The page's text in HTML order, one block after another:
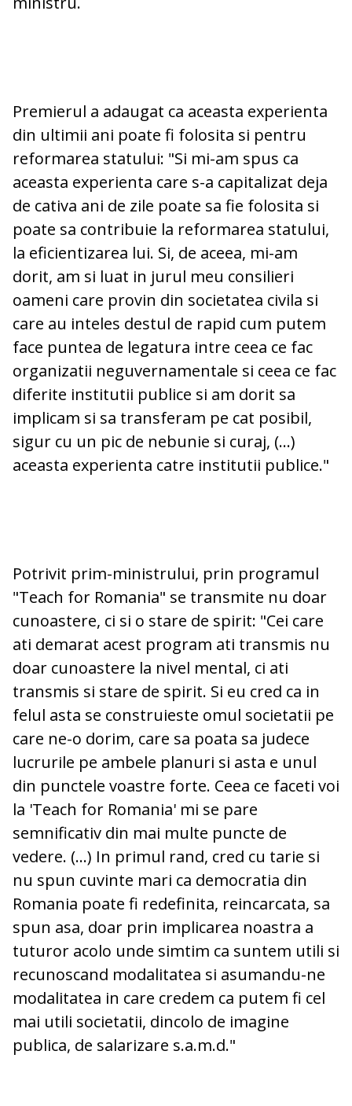
Premierul a adaugat ca aceasta experienta
din ultimii ani poate fi folosita si pentru
reformarea statului: "Si mi-am spus ca
aceasta experienta care s-a capitalizat deja
de cativa ani de zile poate sa fie folosita si
poate sa contribuie la reformarea statului,
la eficientizarea lui. Si, de aceea, mi-am
dorit, am si luat in jurul meu consilieri
oameni care provin din societatea civila si
care au inteles destul de rapid cum putem
face puntea de legatura intre ceea ce fac
organizatii neguvernamentale si ceea ce fac
diferite institutii publice si am dorit sa
implicam si sa transferam pe cat posibil,
sigur cu un pic de nebunie si curaj, (...)
aceasta experienta catre institutii publice."
Potrivit prim-ministrului, prin programul
"Teach for Romania" se transmite nu doar
cunoastere, ci si o stare de spirit: "Cei care
ati demarat acest program ati transmis nu
doar cunoastere la nivel mental, ci ati
transmis si stare de spirit. Si eu cred ca in
felul asta se construieste omul societatii pe
care ne-o dorim, care sa poata sa judece
lucrurile pe ambele planuri si asta e unul
din punctele voastre forte. Ceea ce faceti voi
la 'Teach for Romania' mi se pare
semnificativ din mai multe puncte de
vedere. (...) In primul rand, cred cu tarie si
nu spun cuvinte mari ca democratia din
Romania poate fi redefinita, reincarcata, sa
spun asa, doar prin implicarea noastra a
tuturor acolo unde simtim ca suntem utili si
recunoscand modalitatea si asumandu-ne
modalitatea in care credem ca putem fi cel
mai utili societatii, dincolo de imagine
publica, de salarizare s.a.m.d."